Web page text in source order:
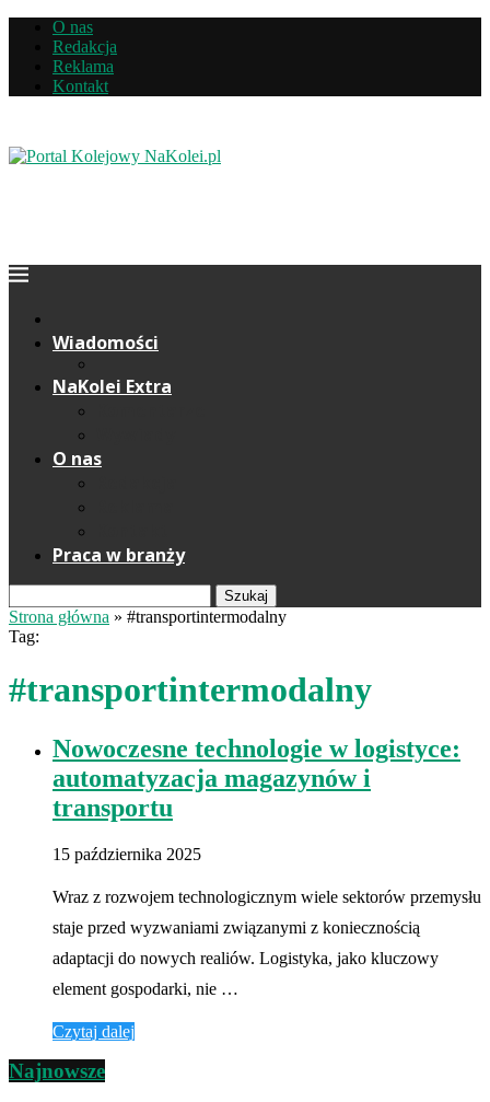
O nas
Redakcja
Reklama
Kontakt
Wiadomości
NaKolei Extra
O nas
Praca w branży
Szukaj
Strona główna » #transportintermodalny
Tag:
#transportintermodalny
Nowoczesne technologie w logistyce:
automatyzacja magazynów i
transportu
15 października 2025
Wraz z rozwojem technologicznym wiele sektorów przemysłu
staje przed wyzwaniami związanymi z koniecznością
adaptacji do nowych realiów. Logistyka, jako kluczowy
element gospodarki, nie …
Czytaj dalej
Najnowsze